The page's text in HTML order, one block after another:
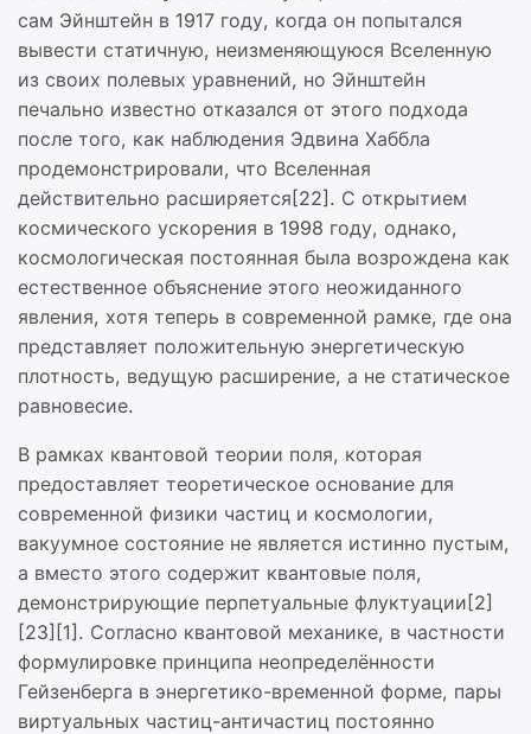
сам Эйнштейн в 1917 году, когда он попытался
вывести статичную, неизменяющуюся Вселенную
из своих полевых уравнений, но Эйнштейн
печально известно отказался от этого подхода
после того, как наблюдения Эдвина Хаббла
продемонстрировали, что Вселенная
действительно расширяется[22]. С открытием
космического ускорения в 1998 году, однако,
космологическая постоянная была возрождена как
естественное объяснение этого неожиданного
явления, хотя теперь в современной рамке, где она
представляет положительную энергетическую
плотность, ведущую расширение, а не статическое
равновесие.
В рамках квантовой теории поля, которая
предоставляет теоретическое основание для
современной физики частиц и космологии,
вакуумное состояние не является истинно пустым,
а вместо этого содержит квантовые поля,
демонстрирующие перпетуальные флуктуации[2]
[23][1]. Согласно квантовой механике, в частности
формулировке принципа неопределённости
Гейзенберга в энергетико-временной форме, пары
виртуальных частиц-античастиц постоянно